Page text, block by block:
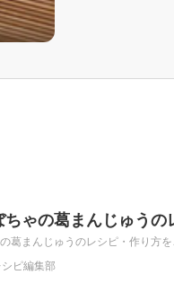
ちゃの葛まんじゅうの
葛まんじゅうのレシピ・作り方
ピ編集部